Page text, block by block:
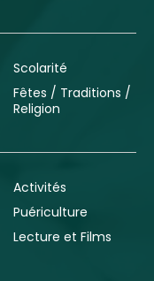
Scolarité
Fêtes / Traditions /
Religion
Activités
Puériculture
Lecture et Films